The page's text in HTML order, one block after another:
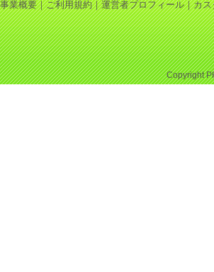
事業概要｜ご利用規約｜運営者プロフィール｜カス
Copyright